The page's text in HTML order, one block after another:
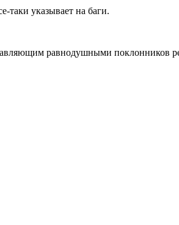
таки указывает на баги.
равнодушными поклонников